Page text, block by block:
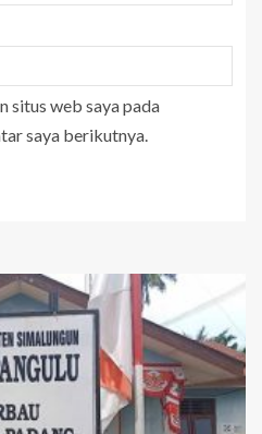
situs web saya pada
saya berikutnya.